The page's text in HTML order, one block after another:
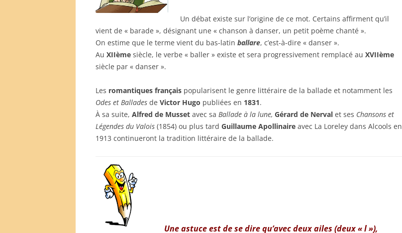
Un débat existe sur l’origine de ce mot. Certains affirment qu’il
vient de « barade », désignant une « chanson à danser, un petit poème chanté ».
On estime que le terme vient du bas-latin ballare, c’est-à-dire « danser ».
Au XIIème siècle, le verbe « baller » existe et sera progressivement remplacé au XVIIème
siècle par « danser ».
Les romantiques français popularisent le genre littéraire de la ballade et notamment les
Odes et Ballades de Victor Hugo publiées en 1831.
À sa suite, Alfred de Musset avec sa Ballade à la lune, Gérard de Nerval et ses Chansons et
Légendes du Valois (1854) ou plus tard Guillaume Apollinaire avec La Loreley dans Alcools en
1913 continueront la tradition littéraire de la ballade.
Une astuce est de se dire qu’avec deux ailes (deux « l »),